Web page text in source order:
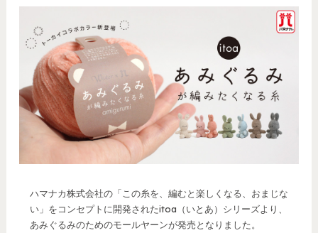
ハマナカ株式会社の「この糸を、編むと楽しくなる、おまじな
い」をコンセプトに開発されたitoa（いとあ）シリーズより、
あみぐるみのためのモールヤーンが発売となりました。